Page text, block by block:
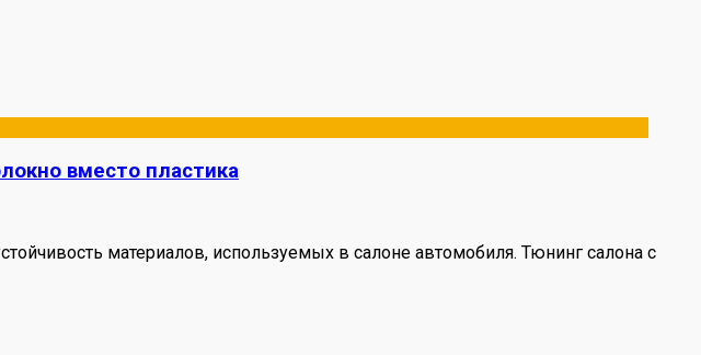
вместо пластика
материалов, используемых в салоне автомобиля. Тюнинг салона с